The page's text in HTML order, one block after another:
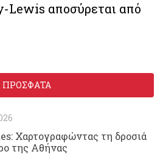
Lewis αποσύρεται από
ΠΡΟΣΦΑΤΑ
Χαρτογραφώντας τη δροσιά
της Αθήνας